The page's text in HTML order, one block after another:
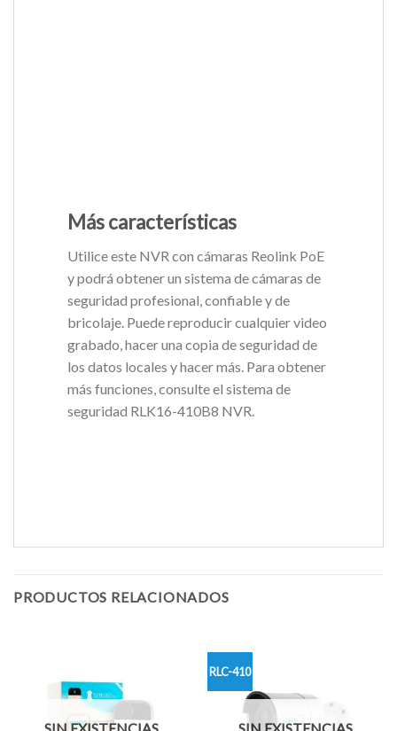
Más características
Utilice este NVR con cámaras Reolink PoE
y podrá obtener un sistema de cámaras de
seguridad profesional, confiable y de
bricolaje. Puede reproducir cualquier video
grabado, hacer una copia de seguridad de
los datos locales y hacer más. Para obtener
más funciones, consulte el sistema de
seguridad RLK16-410B8 NVR.
PRODUCTOS RELACIONADOS
RLC-410